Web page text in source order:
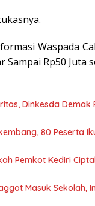
Waspada
Sampai Rp50 Juta
Dinkesda Demak
80 Peserta
Pemkot Kediri
Masuk Sekolah,